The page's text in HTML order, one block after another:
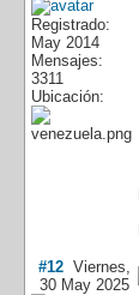
Registrado:
May 2014
Mensajes:
3311
Ubicación:
#12 Viernes,
30 May 2025